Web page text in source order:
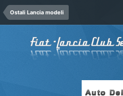
Ostali Lancia modeli